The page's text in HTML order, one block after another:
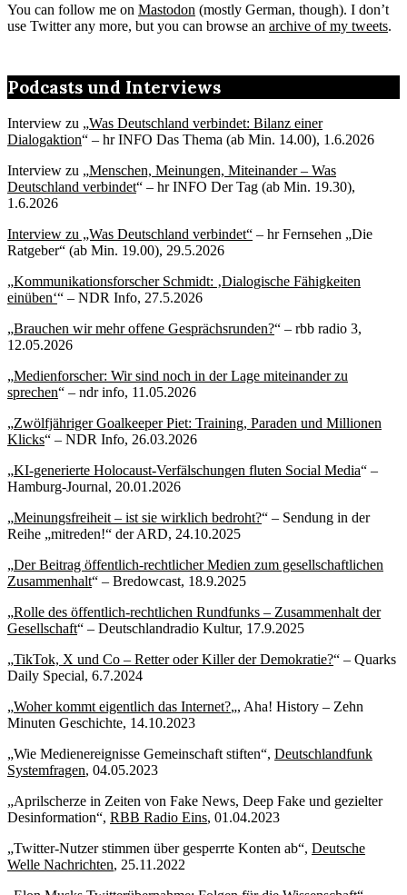
You can follow me on Mastodon (mostly German, though). I don’t
use Twitter any more, but you can browse an archive of my tweets.
Podcasts und Interviews
Interview zu „Was Deutschland verbindet: Bilanz einer
Dialogaktion“ – hr INFO Das Thema (ab Min. 14.00), 1.6.2026
Interview zu „Menschen, Meinungen, Miteinander – Was
Deutschland verbindet“ – hr INFO Der Tag (ab Min. 19.30),
1.6.2026
Interview zu „Was Deutschland verbindet“ – hr Fernsehen „Die
Ratgeber“ (ab Min. 19.00), 29.5.2026
„Kommunikationsforscher Schmidt: ‚Dialogische Fähigkeiten
einüben‘“ – NDR Info, 27.5.2026
„Brauchen wir mehr offene Gesprächsrunden?“ – rbb radio 3,
12.05.2026
„Medienforscher: Wir sind noch in der Lage miteinander zu
sprechen“ – ndr info, 11.05.2026
„Zwölfjähriger Goalkeeper Piet: Training, Paraden und Millionen
Klicks“ – NDR Info, 26.03.2026
„KI-generierte Holocaust-Verfälschungen fluten Social Media“ –
Hamburg-Journal, 20.01.2026
„Meinungsfreiheit – ist sie wirklich bedroht?“ – Sendung in der
Reihe „mitreden!“ der ARD, 24.10.2025
„Der Beitrag öffentlich-rechtlicher Medien zum gesellschaftlichen
Zusammenhalt“ – Bredowcast, 18.9.2025
„Rolle des öffentlich-rechtlichen Rundfunks – Zusammenhalt der
Gesellschaft“ – Deutschlandradio Kultur, 17.9.2025
„TikTok, X und Co – Retter oder Killer der Demokratie?“ – Quarks
Daily Special, 6.7.2024
„Woher kommt eigentlich das Internet?„, Aha! History – Zehn
Minuten Geschichte, 14.10.2023
„Wie Medienereignisse Gemeinschaft stiften“, Deutschlandfunk
Systemfragen, 04.05.2023
„Aprilscherze in Zeiten von Fake News, Deep Fake und gezielter
Desinformation“, RBB Radio Eins, 01.04.2023
„Twitter-Nutzer stimmen über gesperrte Konten ab“, Deutsche
Welle Nachrichten, 25.11.2022